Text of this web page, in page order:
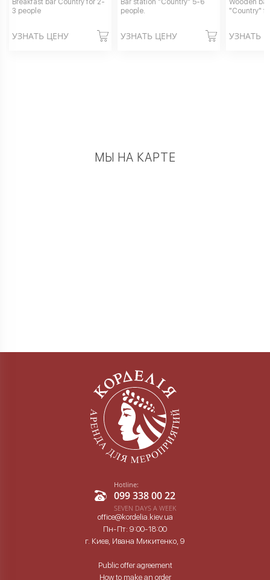
Breakfast bar Country for 2-
3 people
УЗНАТЬ ЦЕНУ
Bar station "Country" 5-6
people.
УЗНАТЬ ЦЕНУ
Wooden
"Country"
УЗНАТЬ
МЫ НА КАРТЕ
Hotline:
099 338 00 22
SEVEN DAYS A WEEK
office@kordelia.kiev.ua
Пн-Пт: 9:00-18:00
г. Киев, Ивана Микитенко, 9
Public offer agreement
How to make an order